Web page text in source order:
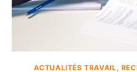
ACTUALITÉS TRAVAIL